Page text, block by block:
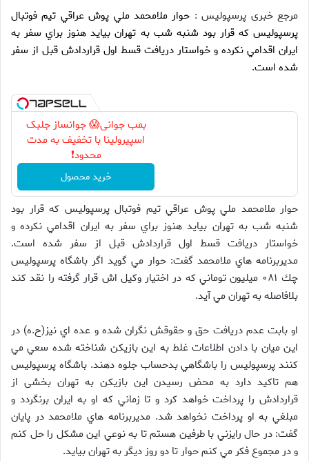
مرجع خبری پرسپولیس : حوار ملامحمد ملي پوش عراقي تيم فوتبال
پرسپوليس كه قرار بود شنبه شب به تهران بيايد هنوز براي سفر به
ايران اقدامي نكرده و خواستار دريافت قسط اول قراردادش قبل از سفر
شده است.
بمب جوانی😱 جوانساز جلبک
اسپیرولینا با تخفیف به مدت
محدود❗
خرید محصول
حوار ملامحمد ملي پوش عراقي تيم فوتبال پرسپوليس كه قرار بود
شنبه شب به تهران بيايد هنوز براي سفر به ايران اقدامي نكرده و
خواستار دريافت قسط اول قراردادش قبل از سفر شده است.
مديربرنامه هاي ملامحمد گفت: حوار مي گويد اگر باشگاه پرسپوليس
چك ۰۸۱ ميليون توماني كه در اختيار وكيل اش قرار گرفته را نقد كند
بلافاصله به تهران مي آيد.
او بابت عدم دريافت حق و حقوقش نگران شده و عده اي نيز(ح.ه) در
اين ميان با دادن اطلاعات غلط به اين بازيكن شناخته شده سعي مي
كنند پرسپوليس را باشگاهي بدحساب جلوه دهند. باشگاه پرسپوليس
هم تاكيد دارد به محض رسيدن اين بازيكن به تهران بخشی از
قراردادش را پرداخت خواهد كرد و تا زماني كه او به ايران برنگردد و
مبلغي به او پرداخت نخواهد شد. مديربرنامه هاي ملامحمد در پايان
گفت: در حال رايزني با طرفين هستم تا به نوعي اين مشكل را حل كنم
و در مجموع فكر مي كنم حوار تا دو روز ديگر به تهران بيايد.